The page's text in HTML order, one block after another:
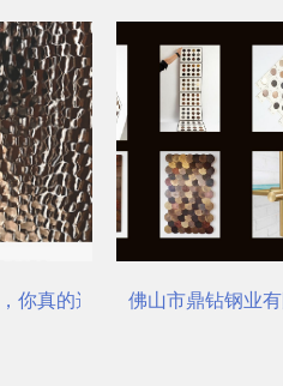
有限公司，一站式选材中心 | 电
电梯装修必备：